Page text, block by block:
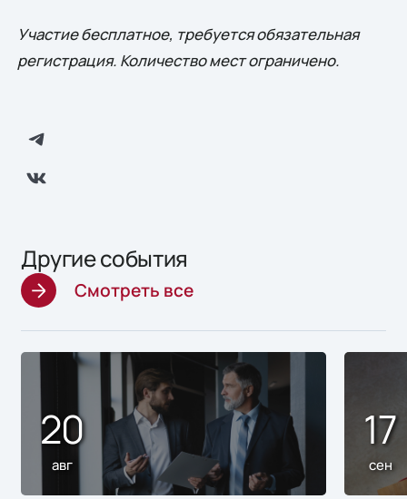
Участие бесплатное, требуется обязательная
регистрация. Количество мест ограничено.
Другие события
Смотреть все
20
авг
17
сен